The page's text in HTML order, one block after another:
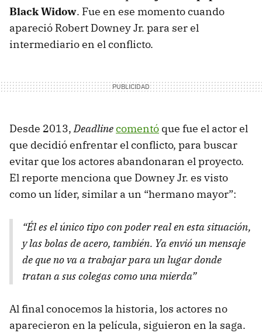
Black Widow. Fue en ese momento cuando
apareció Robert Downey Jr. para ser el
intermediario en el conflicto.
Desde 2013,Deadlinecomentó que fue el actor el
que decidió enfrentar el conflicto, para buscar
evitar que los actores abandonaran el proyecto.
El reporte menciona que Downey Jr. es visto
como un líder, similar a un “hermano mayor”:
“Él es el único tipo con poder real en esta situación,
y las bolas de acero, también. Ya envió un mensaje
de que no va a trabajar para un lugar donde
tratan a sus colegas como una mierda”
Al final conocemos la historia, los actores no
aparecieron en la película, siguieron en la saga.